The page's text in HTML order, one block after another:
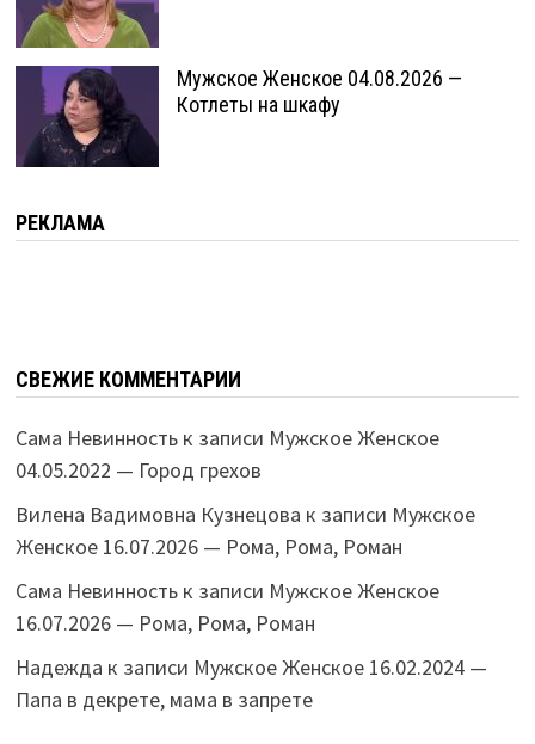
Мужское Женское 04.08.2026 —
Котлеты на шкафу
РЕКЛАМА
СВЕЖИЕ КОММЕНТАРИИ
Сама Невинностьк записи Мужское Женское
04.05.2022 — Город грехов
Вилена Вадимовна Кузнецова к записи Мужское
Женское 16.07.2026 — Рома, Рома, Роман
Сама Невинностьк записи Мужское Женское
16.07.2026 — Рома, Рома, Роман
Надежда к записи Мужское Женское 16.02.2024 —
Папа в декрете, мама в запрете